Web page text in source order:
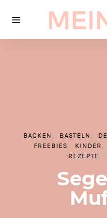
BACKEN BASTELN
FREEBIES
KINDER
REZEPTE